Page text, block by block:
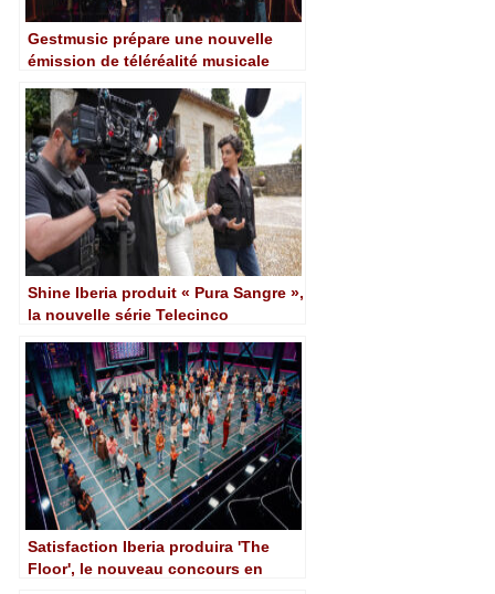
Gestmusic prépare une nouvelle
émission de téléréalité musicale
Shine Iberia produit « Pura Sangre »,
la nouvelle série Telecinco
Satisfaction Iberia produira 'The
Floor', le nouveau concours en